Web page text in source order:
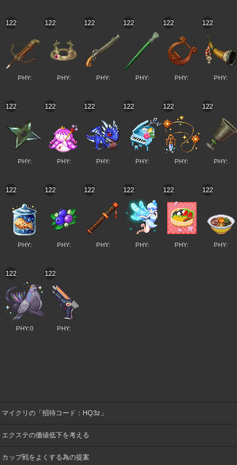
122
PHY:
122
PHY:
122
PHY:
122
PHY:
122
PHY:
122
PHY:
122
PHY:
122
PHY:
122
PHY:
122
PHY:
122
PHY:
122
PHY:
122
PHY:
122
PHY:
122
PHY:
122
PHY:
122
PHY:
122
PHY:
122
PHY:0
122
PHY:
マイクリの「招待コード：HQ3z」
エクステの価値低下を考える
カップ戦をよくする為の提案